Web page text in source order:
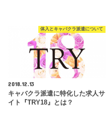
体入とキャバクラ派遣について
2018.12.13
キャバクラ派遣に特化した求人サ
イト『TRY18』とは？